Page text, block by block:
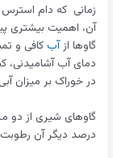
زمانی که دام استرس
آن، اهمیت بیشتری
گاوها ازآبکافی و
دمای آب
در خوراک بر میزان
درصد دیگر آن